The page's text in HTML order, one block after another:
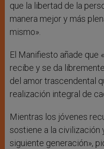
que la libertad de la
manera mejor y más
mismo».
El Manifiesto añade que
recibe y se da
del amor trascendental
realización integral de
Mientras los jóvenes
sostiene a la civilización
siguiente generación»,